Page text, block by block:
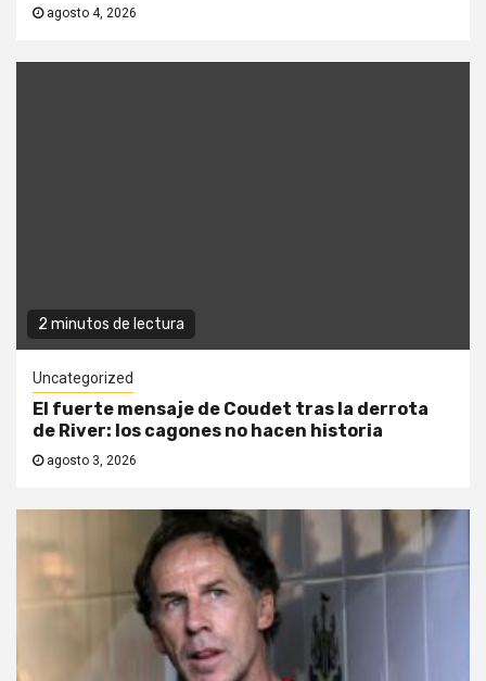
agosto 4, 2026
2 minutos de lectura
Uncategorized
El fuerte mensaje de Coudet tras la derrota
de River: los cagones no hacen historia
agosto 3, 2026